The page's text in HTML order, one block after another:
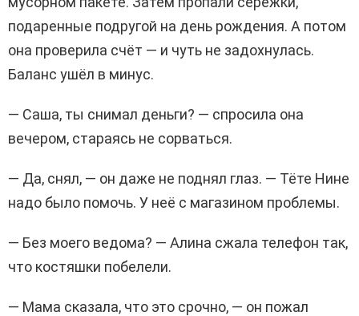
подаренные подругой на день рождения. А потом
она проверила счёт — и чуть не задохнулась.
Баланс ушёл в минус.
— Саша, ты снимал деньги? — спросила она
вечером, стараясь не сорваться.
— Да, снял, — он даже не поднял глаз. — Тёте Нине
надо было помочь. У неё с магазином проблемы.
— Без моего ведома? — Алина сжала телефон так,
что костяшки побелели.
— Мама сказала, что это срочно, — он пожал